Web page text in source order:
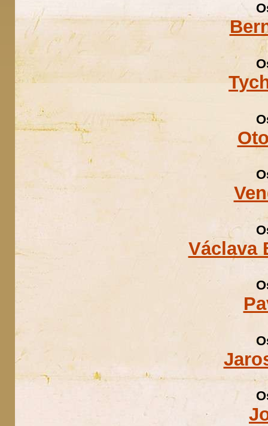
Václava